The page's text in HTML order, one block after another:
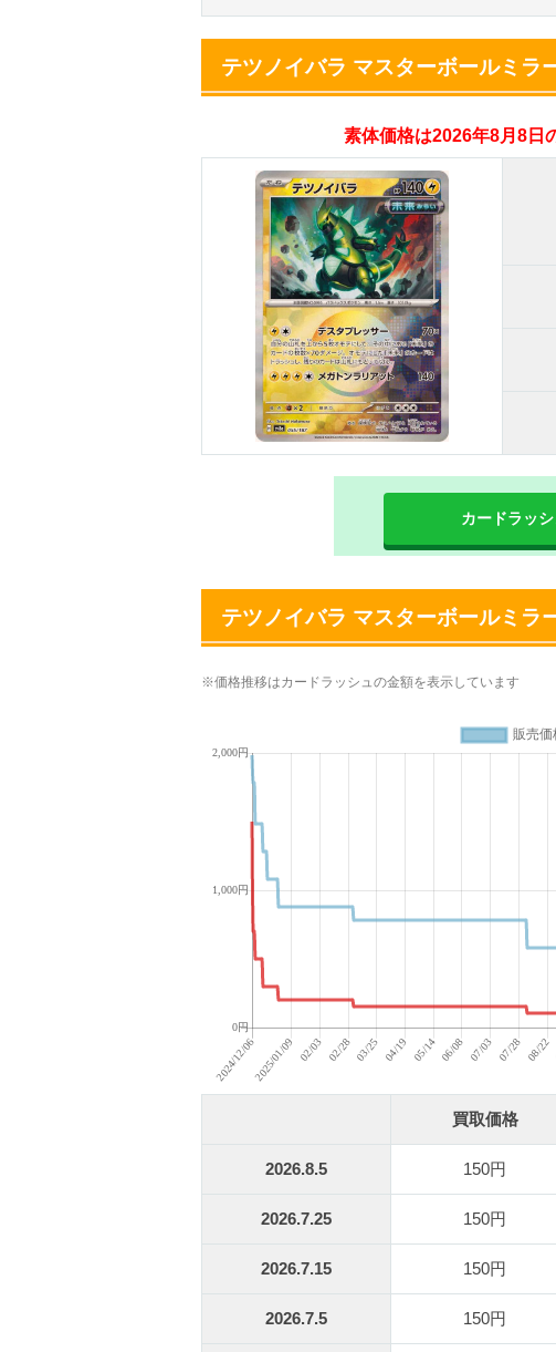
・新規登録で6種類アド確解
オリくじ
・新規登録で無料100連でき
・初回購入は500coinが50円
TORAオリパ
・リリース1周年イベント開
・新規登録で最大90%OFF
テツノイバラ マスターボールミラ
素体価格は2026年8月8日
カードラッ
テツノイバラ マスターボールミラ
※価格推移はカードラッシュの金額を表示しています
買取価格
2026.8.5 150円
2026.7.25 150円
2026.7.15 150円
2026.7.5 150円